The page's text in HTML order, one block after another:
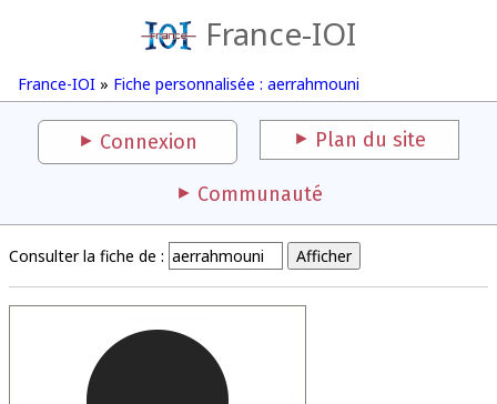
France-IOI
France-IOI » Fiche personnalisée : aerrahmouni
Connexion Plan du site
Communauté
Consulter la fiche de :